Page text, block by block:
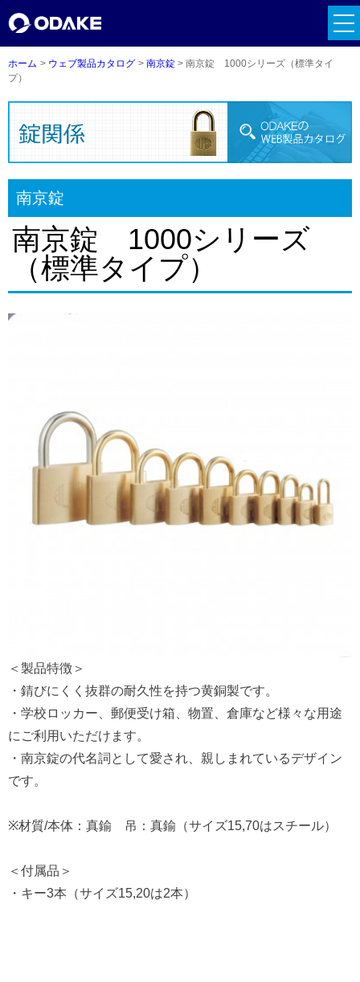
ホーム ウェブ製品カタログ 南京錠
南京錠 1000シリーズ（標準タイ
プ）
南京錠
南京錠 1000シリーズ
（標準タイプ）
＜製品特徴＞
・錆びにくく抜群の耐久性を持つ黄銅製です。
・学校ロッカー、郵便受け箱、物置、倉庫など様々な用途
にご利用いただけます。
・南京錠の代名詞として愛され、親しまれているデザイン
です。
※材質/本体：真鍮 吊：真鍮（サイズ15,70はスチール）
＜付属品＞
・キー3本（サイズ15,20は2本）